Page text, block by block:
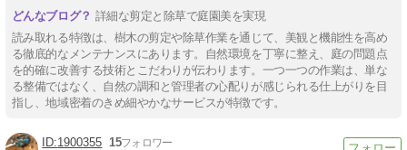
詳細な剪定と除草で庭園美を実現
読み取れる特徴は、樹木の剪定や除草作業を通じて、美観と機能性を高め
る徹底的なメンテナンスにあります。自然環境を丁寧に整え、庭の問題点
を的確に改善する技術とこだわりが伝わります。一つ一つの作業は、単な
る整備ではなく、自然の調和と管理者の心配りが感じられる仕上がりを目
指し、地域密着のきめ細やかなサービスが特徴です。
1900355 15